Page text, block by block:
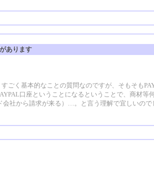
あります
ごく基本的なことの質問なのですが、そもそも
口座ということになるということで、商材
社から請求が来る）…。と言う理解で宜しいの